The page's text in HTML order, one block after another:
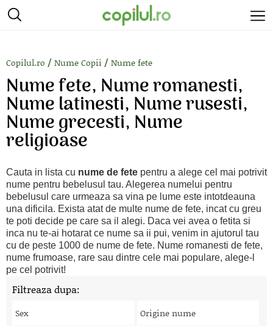
Copilul.ro / Nume Copii / Nume fete
Nume fete, Nume romanesti,
Nume latinesti, Nume rusesti,
Nume grecesti, Nume
religioase
Cauta in lista cu nume de fete pentru a alege cel mai potrivit
nume pentru bebelusul tau. Alegerea numelui pentru
bebelusul care urmeaza sa vina pe lume este intotdeauna
una dificila. Exista atat de multe nume de fete, incat cu greu
te poti decide pe care sa il alegi. Daca vei avea o fetita si
inca nu te-ai hotarat ce nume sa ii pui, venim in ajutorul tau
cu de peste 1000 de nume de fete. Nume romanesti de fete,
nume frumoase, rare sau dintre cele mai populare, alege-l
pe cel potrivit!
Filtreaza dupa:
Sex Origine nume